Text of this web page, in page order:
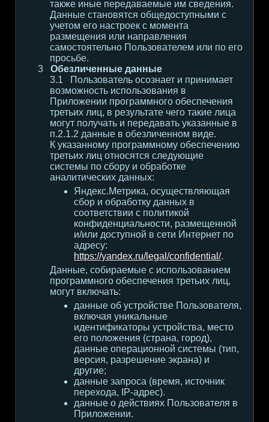
также иные передаваемые им сведения.
Данные становятся общедоступными с
учетом его настроек с момента
размещения или направления
самостоятельно Пользователем или по его
просьбе.
Обезличенные данные
Пользователь осознает и принимает
возможность использования в
Приложении программного обеспечения
третьих лиц, в результате чего такие лица
могут получать и передавать указанные в
п.2.1.2 данные в обезличенном виде.
К указанному программному обеспечению
третьих лиц относятся следующие
системы по сбору и обработке
аналитических данных:
Яндекс.Метрика, осуществляющая
сбор и обработку данных в
соответствии с политикой
конфиденциальности, размещенной
и/или доступной в сети Интернет по
адресу:
https://yandex.ru/legal/confidential/.
Данные, собираемые с использованием
программного обеспечения третьих лиц,
могут включать:
данные об устройстве Пользователя,
включая уникальные
идентификаторы устройства, место
его положения (страна, город),
данные операционной системы (тип,
версия, разрешение экрана) и
другие;
данные запроса (время, источник
перехода, IP-адрес).
данные о действиях Пользователя в
Приложении.